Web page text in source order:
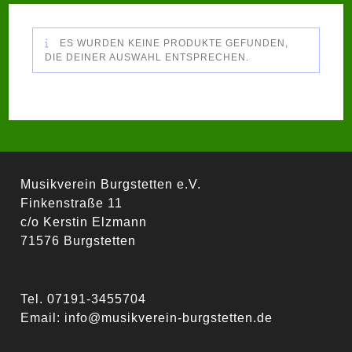
ES WURDEN KEINE PRODUKTE GEFUNDEN,
DIE DEINER AUSWAHL ENTSPRECHEN.
Musikverein Burgstetten e.V.
Finkenstraße 11
c/o Kerstin Elzmann
71576 Burgstetten
Tel. 07191-3455704
Email: info@musikverein-burgstetten.de